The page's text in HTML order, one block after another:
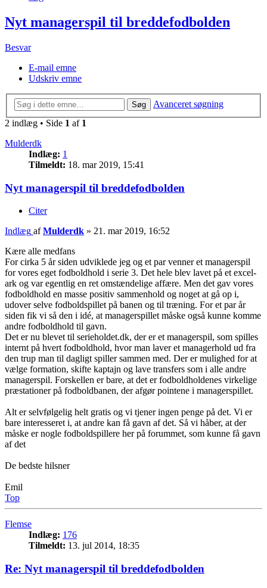
Nyt managerspil til breddefodbolden
Besvar
E-mail emne
Udskriv emne
Søg
Avanceret søgning
2 indlæg • Side 1 af 1
Mulderdk
Indlæg: 1
Tilmeldt: 18. mar 2019, 15:41
Nyt managerspil til breddefodbolden
Citer
Indlæg afMulderdk » 21. mar 2019, 16:52
Kære alle medfans
For cirka 5 år siden udviklede jeg og et par venner et managerspil
for vores eget fodboldhold i serie 3. Det hele blev lavet på et excel-
ark og var egentlig en ret omstændelige affære. Men det gav vores
fodboldhold en masse positiv sammenhold og noget at gå op i,
udover selve fodboldspillet på banen og til træning. For et par år
siden fik vi så den i idé, at managerspillet måske også kunne komme
andre fodboldhold til gavn.
Det er nu blevet til serieholdet.dk, der er et managerspil, som spilles
internt på hvert fodboldhold, hvor man laver et managerhold ud fra
den trup man til dagligt spiller sammen med. Der er mulighed for at
vælge formation, skifte kaptajn og lave transfers som i alle andre
managerspil. Forskellen er bare, at det er fodboldholdenes virkelige
præstationer på fodboldbanen, der afgør pointene i managerspillet.
Alt er selvfølgelig helt gratis og vi tjener ingen penge på det. Vi er
bare interesseret i, at andre kan få gavn af det. Så vi håber, at der
måske er nogle fodboldspillere her på forummet, som kunne få gavn
af det
De bedste hilsner
Emil
Top
Flemse
Indlæg: 176
Tilmeldt: 13. jul 2014, 18:35
Re: Nyt managerspil til breddefodbolden